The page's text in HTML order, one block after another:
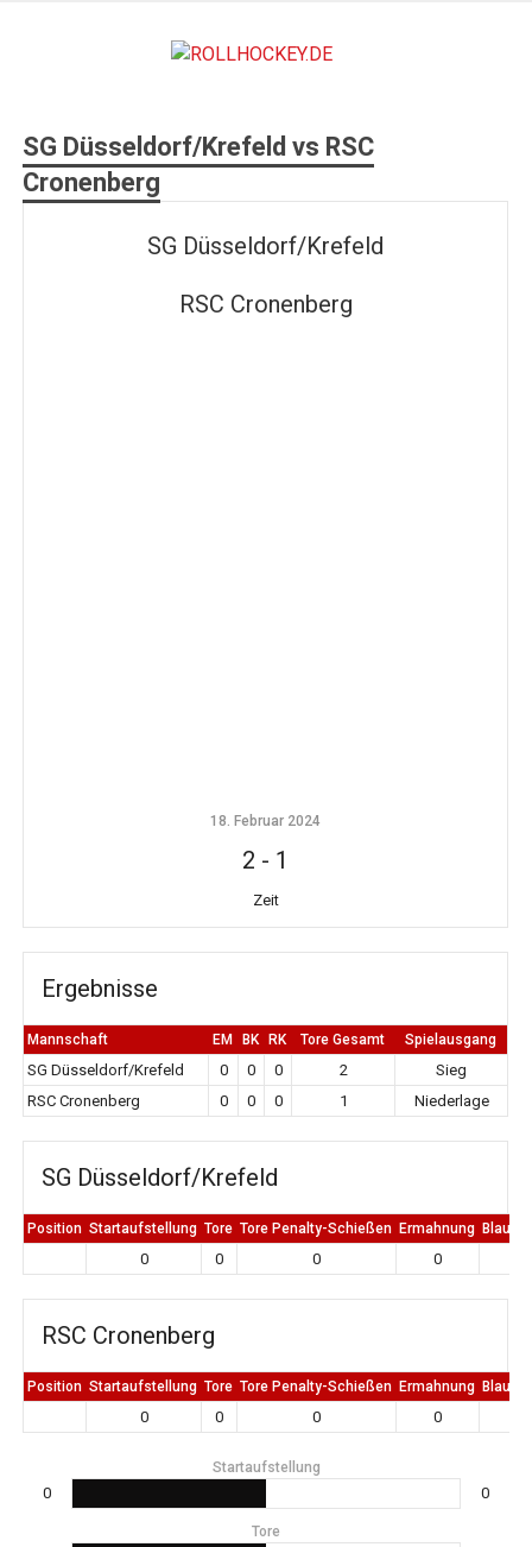
SG Düsseldorf/Krefeld vs RSC
Cronenberg
SG Düsseldorf/Krefeld
RSC Cronenberg
18. Februar 2024
2 - 1
Zeit
Ergebnisse
Mannschaft EM BK RK Tore Gesamt Spielausgang
SG Düsseldorf/Krefeld 0 0 0 2
Sieg
RSC Cronenberg
0 0 0 1 Niederlage
SG Düsseldorf/Krefeld
Position Startaufstellung Tore Tore Penalty-Schießen Ermahnung Blaue
0 0 0 0
RSC Cronenberg
Position Startaufstellung Tore Tore Penalty-Schießen Ermahnung Blaue
0 0 0 0
Startaufstellung
0 0
Tore